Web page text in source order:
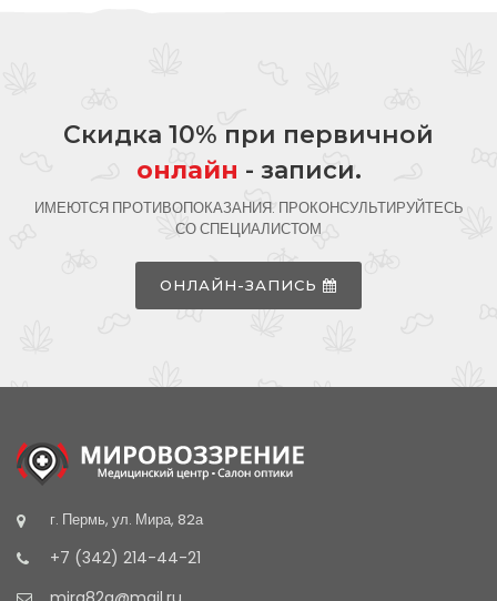
Скидка 10% при первичной
онлайн - записи.
ИМЕЮТСЯ ПРОТИВОПОКАЗАНИЯ. ПРОКОНСУЛЬТИРУЙТЕСЬ
СО СПЕЦИАЛИСТОМ
ОНЛАЙН-ЗАПИСЬ
г. Пермь, ул. Мира, 82а
+7 (342) 214-44-21